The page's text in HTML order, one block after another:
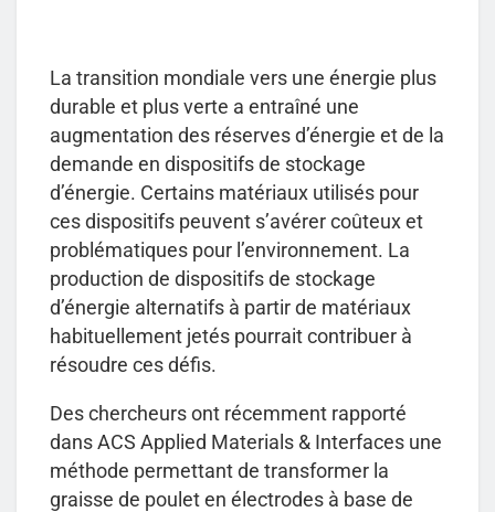
La transition mondiale vers une énergie plus
durable et plus verte a entraîné une
augmentation des réserves d’énergie et de la
demande en dispositifs de stockage
d’énergie. Certains matériaux utilisés pour
ces dispositifs peuvent s’avérer coûteux et
problématiques pour l’environnement. La
production de dispositifs de stockage
d’énergie alternatifs à partir de matériaux
habituellement jetés pourrait contribuer à
résoudre ces défis.
Des chercheurs ont récemment rapporté
dans ACS Applied Materials & Interfaces une
méthode permettant de transformer la
graisse de poulet en électrodes à base de